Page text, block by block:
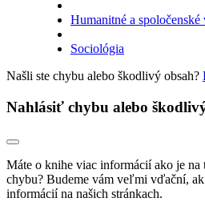
Humanitné a spoločenské
Sociológia
Našli ste chybu alebo škodlivý obsah?
Nahlásiť chybu alebo
Máte o knihe viac informácií ako je na
chybu? Budeme vám veľmi vďační,
informácií na našich stránkach.